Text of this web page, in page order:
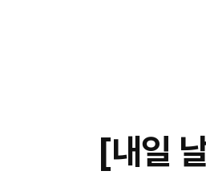
[내일